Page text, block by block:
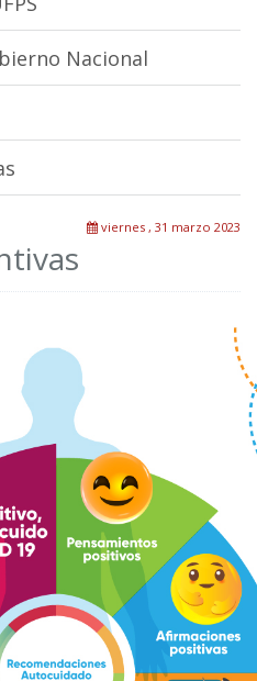
Nacional
viernes , 31 marzo 2023